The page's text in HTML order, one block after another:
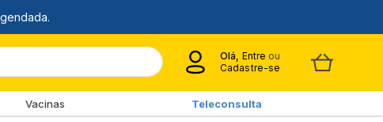
Olá, Entre ou
Cadastre-se
Vacinas Teleconsulta